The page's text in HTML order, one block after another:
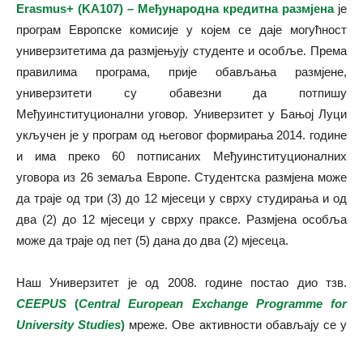
Erasmus+ (KA107) – Међународна кредитна размјенаје
програм Европске комисије у којем се даје могућност
универзитетима да размјењују студенте и особље. Према
правилима програма, прије обављања размјене,
универзитети су обавезни да потпишу
Међуинституционални уговор. Универзитет у Бањој Луци
укључен је у програм од његовог формирања 2014. године
и има преко 60 потписаних Међуинституционалних
уговора из 26 земаља Европе. Студентска размјена може
да траје од три (3) до 12 мјесеци у сврху студирања и од
два (2) до 12 мјесеци у сврху праксе. Размјена особља
може да траје од пет (5) дана до два (2) мјесеца.
Наш Универзитет је од 2008. године постао дио тзв.
CEEPUS
(Central European Exchange Programme for
University Studies) мреже. Ове активности обављају се у